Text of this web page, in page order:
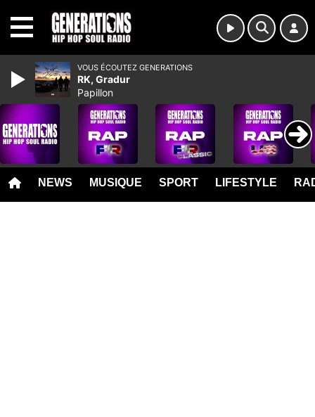
NEWS MUSIQUE SPORT LIFESTYLE
VOUS ÉCOUTEZ GENERATIONS
RK, Gradur
Papillon